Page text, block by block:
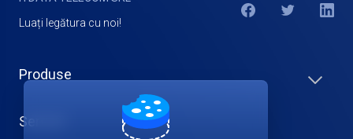
Luați legătura cu noi!
Produse
Servicii